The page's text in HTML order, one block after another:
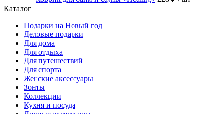
Каталог
Подарки на Новый год
Деловые подарки
Для дома
Для отдыха
Для путешествий
Для спорта
Женские аксессуары
Зонты
Коллекции
Кухня и посуда